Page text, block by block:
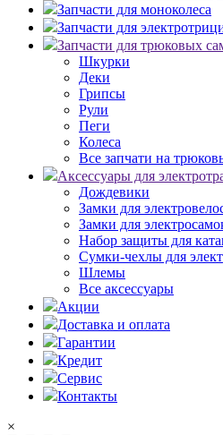
Запчасти для моноколеса
Запчасти для
Запчасти для трюковых
Шкурки
Деки
Грипсы
Рули
Пеги
Колеса
Все запчати на
Аксессуары для
Дождевики
Замки для
Замки для
Набор защиты для
Сумки-чехлы для
Шлемы
Все аксессуары
Акции
Доставка и оплата
Гарантии
Кредит
Сервис
Контакты
×